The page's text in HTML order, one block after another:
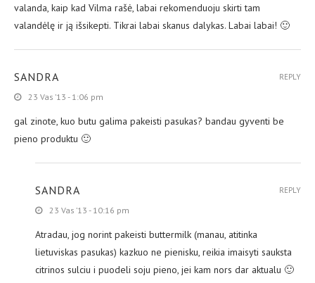
valanda, kaip kad Vilma rašė, labai rekomenduoju skirti tam
valandėlę ir ją išsikepti. Tikrai labai skanus dalykas. Labai labai! 🙂
SANDRA
23 Vas ’13 - 1:06 pm
gal zinote, kuo butu galima pakeisti pasukas? bandau gyventi be
pieno produktu 🙂
REPLY
SANDRA
23 Vas ’13 - 10:16 pm
Atradau, jog norint pakeisti buttermilk (manau, atitinka
lietuviskas pasukas) kazkuo ne pienisku, reikia imaisyti sauksta
citrinos sulciu i puodeli soju pieno, jei kam nors dar aktualu 🙂
REPLY